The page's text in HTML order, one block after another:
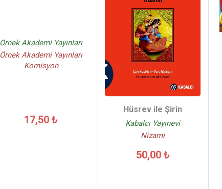
Örnek Akademi Yayınları
Örnek Akademi Yayınları
Komisyon
17,50 ₺
Hüsrev ile Şirin
Kabalcı Yayınevi
Nizami
50,00 ₺